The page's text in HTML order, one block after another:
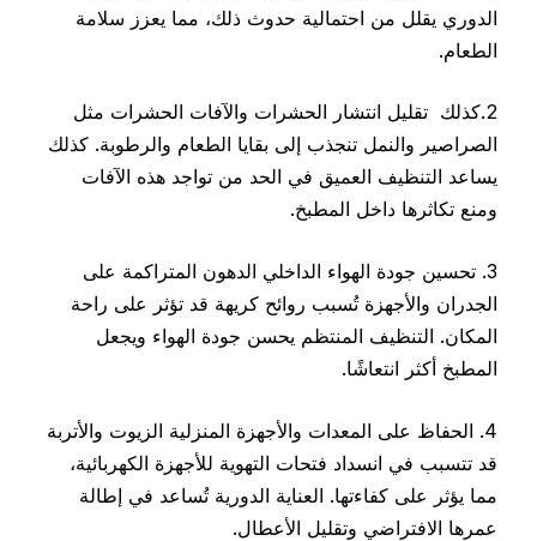
الدوري يقلل من احتمالية حدوث ذلك، مما يعزز سلامة
الطعام.
2.كذلك تقليل انتشار الحشرات والآفات الحشرات مثل
الصراصير والنمل تنجذب إلى بقايا الطعام والرطوبة. كذلك
يساعد التنظيف العميق في الحد من تواجد هذه الآفات
ومنع تكاثرها داخل المطبخ.
3. تحسين جودة الهواء الداخلي الدهون المتراكمة على
الجدران والأجهزة تُسبب روائح كريهة قد تؤثر على راحة
المكان. التنظيف المنتظم يحسن جودة الهواء ويجعل
المطبخ أكثر انتعاشًا.
4. الحفاظ على المعدات والأجهزة المنزلية الزيوت والأتربة
قد تتسبب في انسداد فتحات التهوية للأجهزة الكهربائية،
مما يؤثر على كفاءتها. العناية الدورية تُساعد في إطالة
عمرها الافتراضي وتقليل الأعطال.